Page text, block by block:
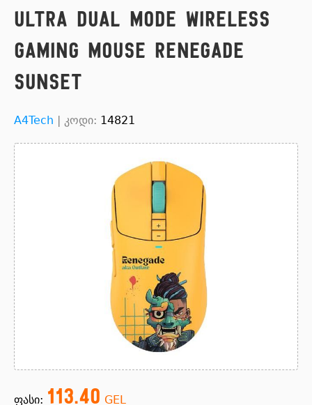
Ultra Dual Mode Wireless
Gaming Mouse Renegade
Sunset
A4Tech | კოდი: 14821
ფასი: 113.40 GEL